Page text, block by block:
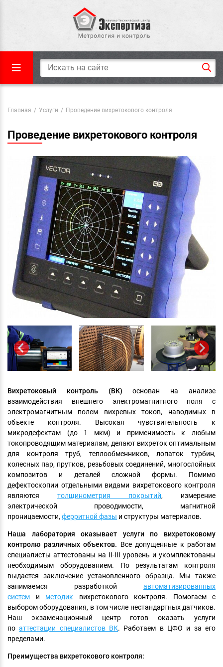
Главная / Услуги / Проведение вихретокового контроля
Проведение вихретокового контроля
Вихретоковый контроль (ВК) основан на анализе
взаимодействия внешнего электромагнитного поля с
электромагнитным полем вихревых токов, наводимых в
объекте контроля. Высокая чувствительность к
микродефектам (до 1 мкм) и применимость к любым
токопроводящим материалам, делают вихреток оптимальным
для контроля труб, теплообменников, лопаток турбин,
колесных пар, прутков, резьбовых соединений, многослойных
композитов и деталей сложной формы. Помимо
дефектоскопии отдельными видами вихретокового контроля
являются толщинометрия покрытий, измерение
электрической проводимости, магнитной
проницаемости, ферритной фазы и структуры материалов.
Наша лаборатория оказывает услуги по вихретоковому
контролю различных объектов. Все допущенные к работам
специалисты аттестованы на II-III уровень и укомплектованы
необходимым оборудованием. По результатам контроля
выдается заключение установленного образца. Мы также
занимаемся разработкой автоматизированных
систем и методик вихретокового контроля. Помогаем с
выбором оборудования, в том числе нестандартных датчиков.
Наш экзаменационный центр готов оказать услуги
поаттестации специалистов ВК. Работаем в ЦФО и за его
пределами.
Преимущества вихретокового контроля: